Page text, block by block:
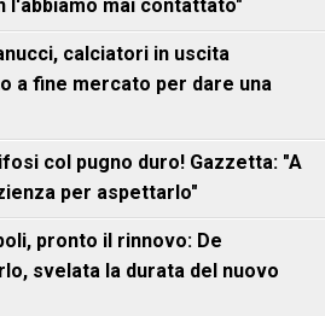
l'abbiamo mai contattato"
calciatori in uscita
a fine mercato per dare una
col pugno duro! Gazzetta: "A
per aspettarlo"
pronto il rinnovo: De
svelata la durata del nuovo